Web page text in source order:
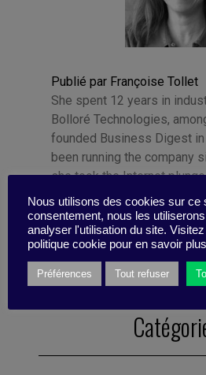
Publié par Françoise Tollet
She spent 12 years in
Bolloré Technologies,
founded Business Digest
been running the company
she took the Internet
before coming on board as
team.
Nous utilisons des cookies sur ce
consentement, nous les
analyser l'utilisation du site.
politique cookie pour en savoir
Préférences Tout refuser